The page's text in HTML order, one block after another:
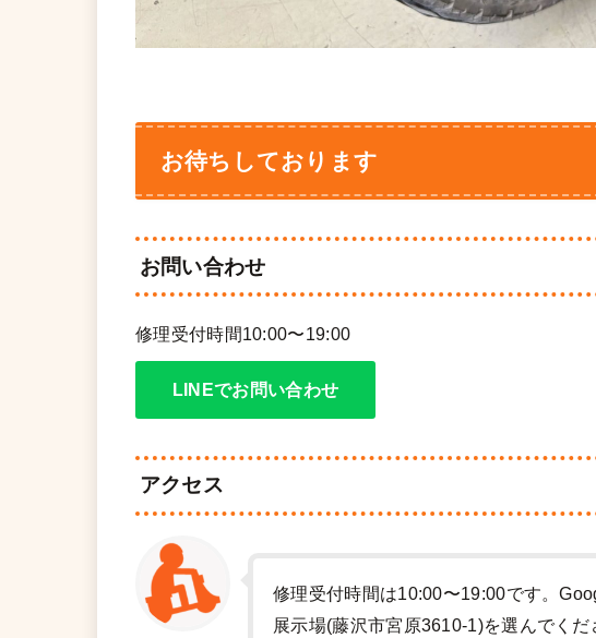
お待ちしております
お問い合わせ
修理受付時間10:00〜19:00
LINEでお問い合わせ
アクセス
修理受付時間は10:00〜19:00です。
展示場(藤沢市宮原3610-1)を選んでく